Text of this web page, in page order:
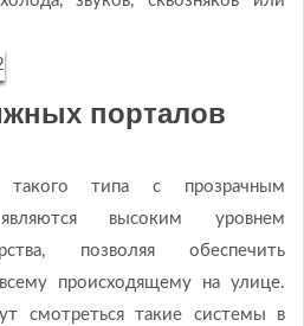
порталов
такого типа с прозрачным
высоким уровнем
позволяя обеспечить
происходящему на улице.
смотреться такие системы в